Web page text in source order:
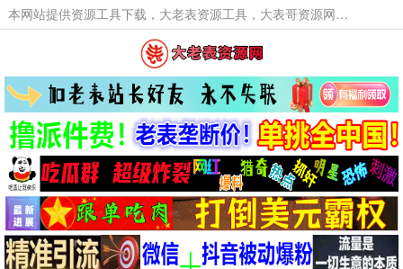
本网站提供资源工具下载，大老表资源工具，大表哥资源网软件工具，大老表资源下载，活动线报福利资源分享,活动线报，大型网游经典游戏，网络热门技术游戏辅助交流与分享。